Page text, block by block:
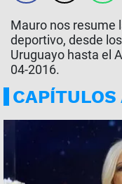
Mauro nos resume
deportivo, desde
Uruguayo hasta el
04-2016.
CAPÍTULOS